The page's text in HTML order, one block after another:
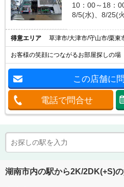
10：00～18：
8/5(水)、8/25(
得意エリア 草津市/大津市/守山市/栗東
お客様の笑顔につながるお部屋探しの場
この店舗に
電話で問合せ
湖南市内の駅から2K/2DK(+S)